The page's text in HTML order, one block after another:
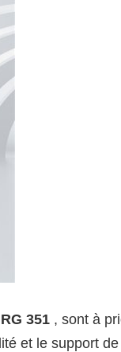
351 , sont à
et le support de